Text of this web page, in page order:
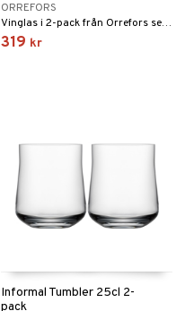
ORREFORS
Vinglas i 2-pack från Orrefors serie Informal formgiven av Björn Dahlström.
319 kr
Informal Tumbler 25cl 2-
pack